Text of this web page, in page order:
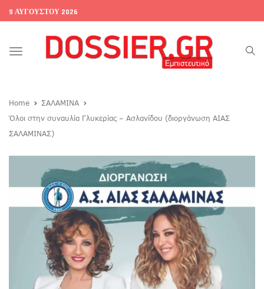
9 ΑΥΓΟΎΣΤΟΥ 2026
Toggle
Home
ΣΑΛΑΜΙΝΑ
Όλοι στην συναυλία Γλυκερίας – Ασλανίδου (διοργάνωση ΑΙΑΣ
ΣΑΛΑΜΙΝΑΣ)